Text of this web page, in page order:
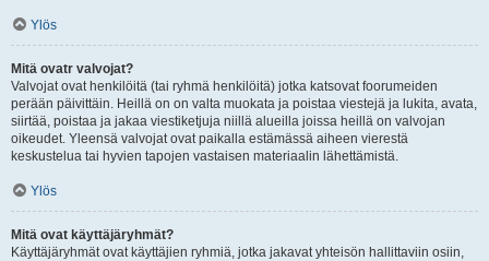
Ylös
Mitä ovatr valvojat?
Valvojat ovat henkilöitä (tai ryhmä henkilöitä) jotka katsovat foorumeiden
perään päivittäin. Heillä on on valta muokata ja poistaa viestejä ja lukita, avata,
siirtää, poistaa ja jakaa viestiketjuja niillä alueilla joissa heillä on valvojan
oikeudet. Yleensä valvojat ovat paikalla estämässä aiheen vierestä
keskustelua tai hyvien tapojen vastaisen materiaalin lähettämistä.
Ylös
Mitä ovat käyttäjäryhmät?
Käyttäjäryhmät ovat käyttäjien ryhmiä, jotka jakavat yhteisön hallittaviin osiin,